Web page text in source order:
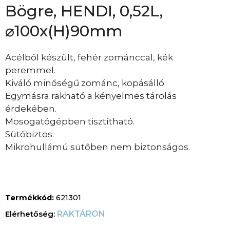
Bögre, HENDI, 0,52L,
⌀100x(H)90mm
Acélból készült, fehér zománccal, kék
peremmel.
Kiváló minőségű zománc, kopásálló.
Egymásra rakható a kényelmes tárolás
érdekében.
Mosogatógépben tisztítható.
Sütőbiztos.
Mikrohullámú sütőben nem biztonságos.
Termékkód: 621301
RAKTÁRON